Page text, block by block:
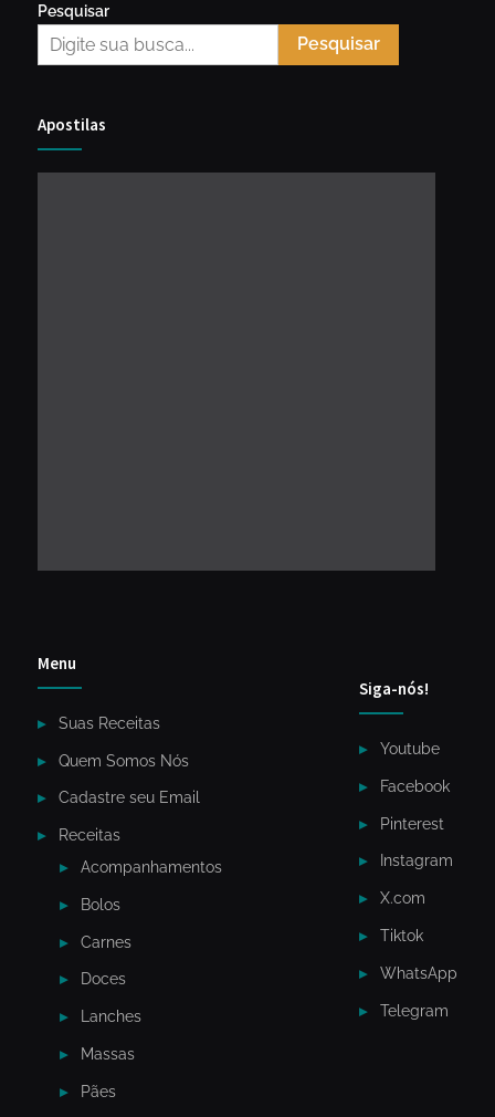
Pesquisar
Pesquisar
Apostilas
Menu
Suas Receitas
Quem Somos Nós
Cadastre seu Email
Receitas
Acompanhamentos
Bolos
Carnes
Doces
Lanches
Massas
Pães
Siga-nós!
Youtube
Facebook
Pinterest
Instagram
X.com
Tiktok
WhatsApp
Telegram